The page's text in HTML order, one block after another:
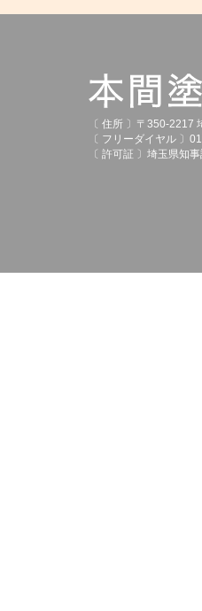
〔 住所 〕〒350-2217
〔 フリーダイヤル 〕
〔 許可証 〕埼玉県知